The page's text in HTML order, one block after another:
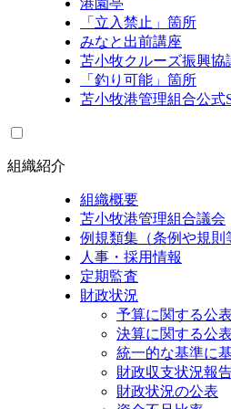
港園亭
「立入禁止」箇所
みなと出前講座
苫小牧クルーズ振興協
「釣り可能」箇所
苫小牧港管理組合公式
組織紹介
組織概要
苫小牧港管理組合議会
例規類集（条例や規則
人事・採用情報
定期監査
財政状況
予算に関する公
決算に関する公
統一的な基準に
財政収支状況報
財政状況の公表